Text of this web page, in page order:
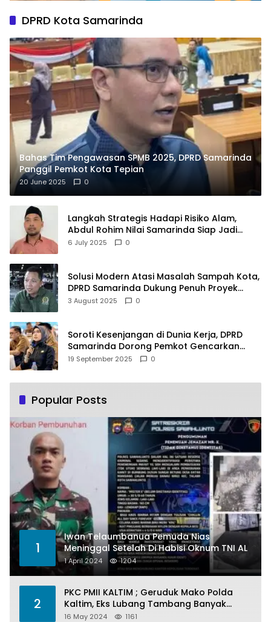
DPRD Kota Samarinda
Bahas Tim Pengawasan SPMB 2025, DPRD Samarinda
Panggil Pemkot Kota Tepian
20 June 2025 0
Langkah Strategis Hadapi Risiko Alam,
Abdul Rohim Nilai Samarinda Siap Jadi
Pusat Logistik Bencana Kalimantan
6 July 2025 0
Solusi Modern Atasi Masalah Sampah Kota,
DPRD Samarinda Dukung Penuh Proyek
PLTSA
3 August 2025 0
Soroti Kesenjangan di Dunia Kerja, DPRD
Samarinda Dorong Pemkot Gencarkan
Pemberdayaan Perempuan
19 September 2025 0
Popular Posts
1
Iwan Telaumbanua Pemuda Nias
Meninggal Setelah Di Habisi Oknum TNI AL
1 April 2024 1204
2
PKC PMII KALTIM ; Geruduk Mako Polda
Kaltim, Eks Lubang Tambang Banyak
Menelan Korban
16 May 2024 1161